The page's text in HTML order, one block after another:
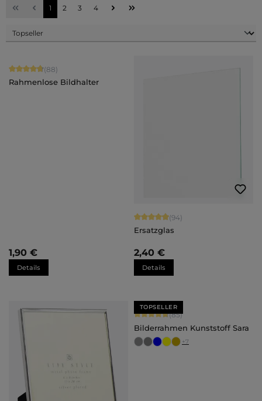
Seite
1 Seite
2 Seite
3 Seite
4
Durchschnittliche Bewertung von 4.84 von 5 Sternen
(88)
Rahmenlose Bildhalter
1,90 €
Details
Durchschnittliche Bewertung von
(94)
Ersatzglas
2,40 €
Details
TOPSELLER
Durchschnittliche Bewertung von
(85)
Bilderrahmen Kunststoff Sara
+7